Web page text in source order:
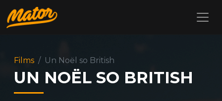
Films Un Noël so British
UN NOËL SO BRITISH